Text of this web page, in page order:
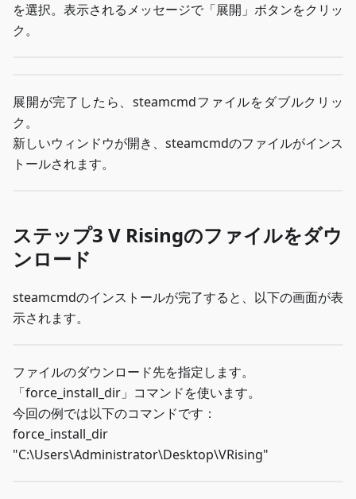
を選択。表示されるメッセージで「展開」ボタンをクリッ
ク。
展開が完了したら、steamcmdファイルをダブルクリッ
ク。
新しいウィンドウが開き、steamcmdのファイルがインス
トールされます。
ステップ3 V Risingのファイルをダウ
ンロード
steamcmdのインストールが完了すると、以下の画面が表
示されます。
ファイルのダウンロード先を指定します。
「force_install_dir」コマンドを使います。
今回の例では以下のコマンドです：
force_install_dir
"C:\Users\Administrator\Desktop\VRising"